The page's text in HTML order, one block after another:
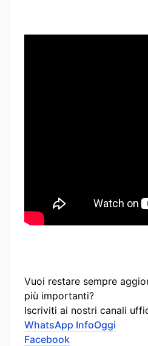
Vuoi restare sempre
più importanti?
Iscriviti ai nostri canali
WhatsApp InfoOggi
Facebook